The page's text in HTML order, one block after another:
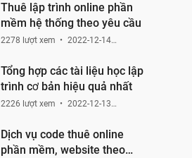
Thuê lập trình online phần
mềm hệ thống theo yêu cầu
2278 lượt xem
2022-12-14
Tổng hợp các tài liệu học lập
trình cơ bản hiệu quả nhất
2226 lượt xem
2022-12-13
Dịch vụ code thuê online
phần mềm, website theo